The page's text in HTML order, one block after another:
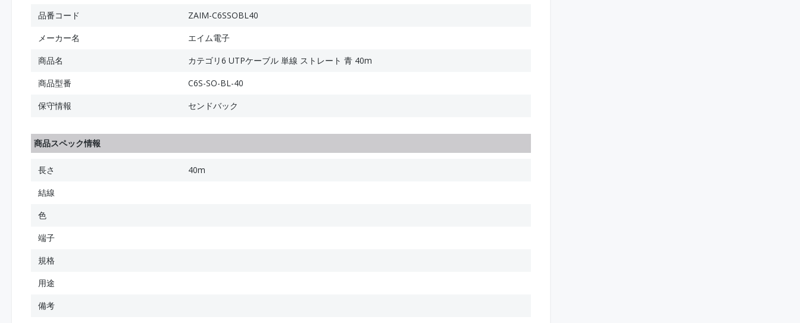
品番コード
ZAIM-C6SSOBL40
メーカー名
エイム電子
商品名
カテゴリ6 UTPケーブル 単線 ストレート 青 40m
商品型番
C6S-SO-BL-40
保守情報
センドバック
商品スペック情報
長さ
40m
結線
色
端子
規格
用途
備考